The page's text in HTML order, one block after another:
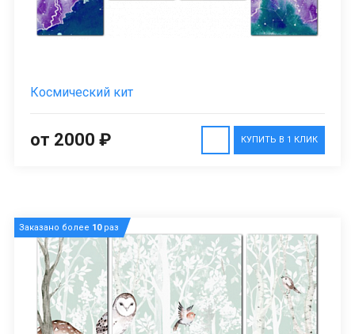
Космический кит
КУПИТЬ В 1 КЛИК
от 2000 ₽
Заказано более 10раз